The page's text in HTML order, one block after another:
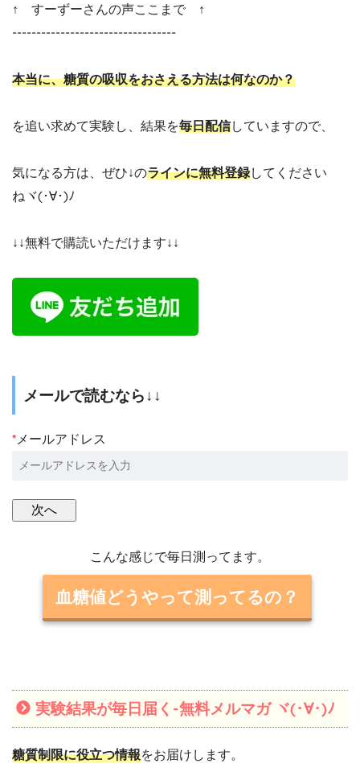
↑ すーずーさんの声ここまで ↑
----------------------------------
本当に、糖質の吸収をおさえる方法は何なのか？
を追い求めて実験し、結果を毎日配信していますので、
気になる方は、ぜひ↓のラインに無料登録してください
ねヾ(･∀･)ﾉ
↓↓無料で購読いただけます↓↓
メールで読むなら↓↓
*メールアドレス
こんな感じで毎日測ってます。
血糖値どうやって測ってるの？
実験結果が毎日届く-無料メルマガ ヾ(･∀･)ﾉ
糖質制限に役立つ情報をお届けします。